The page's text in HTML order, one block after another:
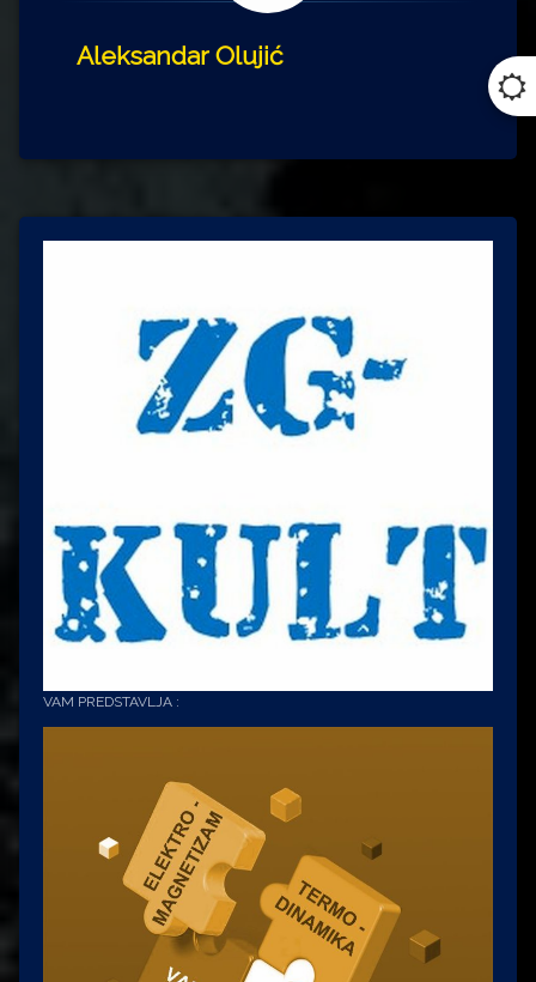
Aleksandar Olujić
VAM PREDSTAVLJA :